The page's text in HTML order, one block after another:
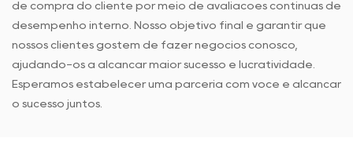
de compra do cliente por meio de avaliações contínuas de
desempenho interno. Nosso objetivo final é garantir que
nossos clientes gostem de fazer negócios conosco,
ajudando-os a alcançar maior sucesso e lucratividade.
Esperamos estabelecer uma parceria com você e alcançar
o sucesso juntos.